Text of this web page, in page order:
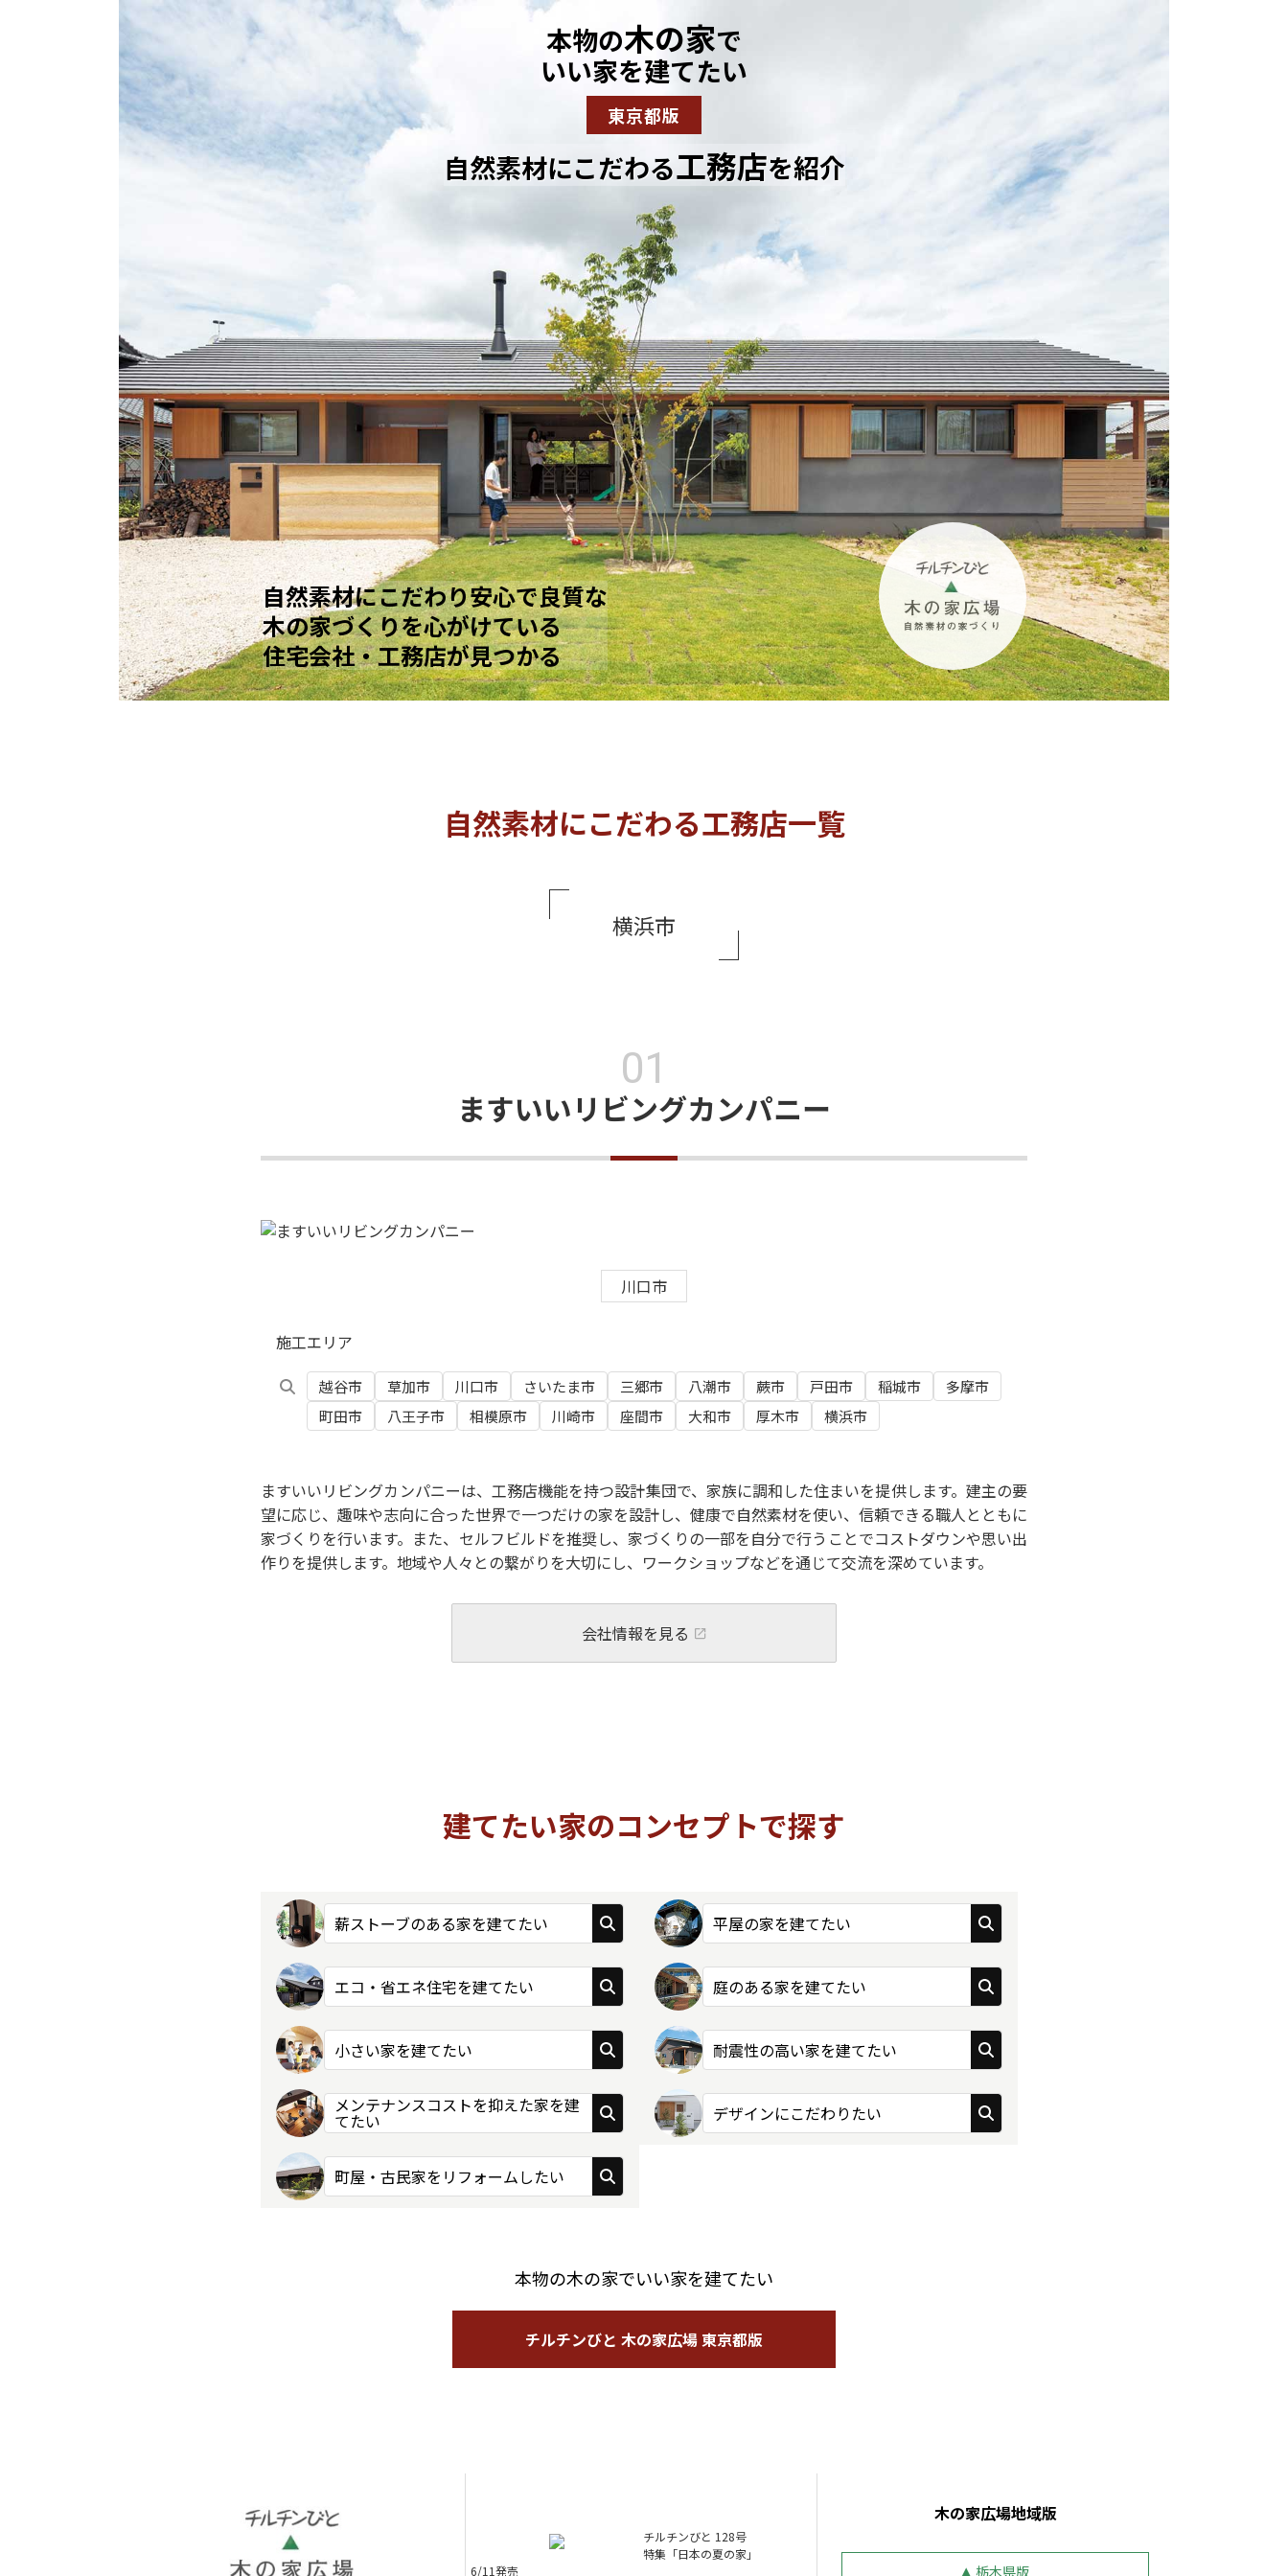
本物の木の家で
いい家を建てたい
東京都版
自然素材にこだわる工務店を紹介
自然素材にこだわり安心で良質な
木の家づくりを心がけている
住宅会社・工務店が見つかる
自然素材にこだわる工務店一覧
横浜市
ますいいリビングカンパニー
川口市
施工エリア
越谷市 草加市 川口市 さいたま市 三郷市 八潮市 蕨市 戸田市 稲城市
多摩市
町田市
八王子市 相模原市 川崎市 座間市 大和市 厚木市 横浜市
ますいいリビングカンパニーは、工務店機能を持つ設計集団で、家族に調和した住まいを提供します。建主の要
望に応じ、趣味や志向に合った世界で一つだけの家を設計し、健康で自然素材を使い、信頼できる職人とともに
家づくりを行います。また、セルフビルドを推奨し、家づくりの一部を自分で行うことでコストダウンや思い出
作りを提供します。地域や人々との繋がりを大切にし、ワークショップなどを通じて交流を深めています。
会社情報を見る
建てたい家のコンセプトで探す
薪ストーブのある家を建てたい 平屋の家を建てたい
エコ・省エネ住宅を建てたい 庭のある家を建てたい
小さい家を建てたい 耐震性の高い家を建てたい
メンテナンスコストを抑えた家を建
てたい デザインにこだわりたい
町屋・古民家をリフォームしたい
本物の木の家でいい家を建てたい
チルチンびと 木の家広場 東京都版
チルチンびと 128号
特集「日本の夏の家」
6/11発売
木の家広場地域版
栃木県版